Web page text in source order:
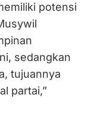
potensi
sedangkan
tujuannya
partai,”